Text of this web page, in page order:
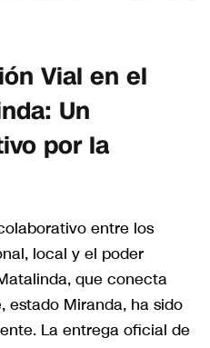
Vial en el
Un
por la
entre los
local y el poder
que conecta
estado Miranda, ha sido
La entrega oficial de